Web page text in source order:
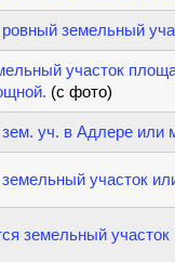
земельный
участок
(с фото)
уч. в Адлере или
участок
земельный участок